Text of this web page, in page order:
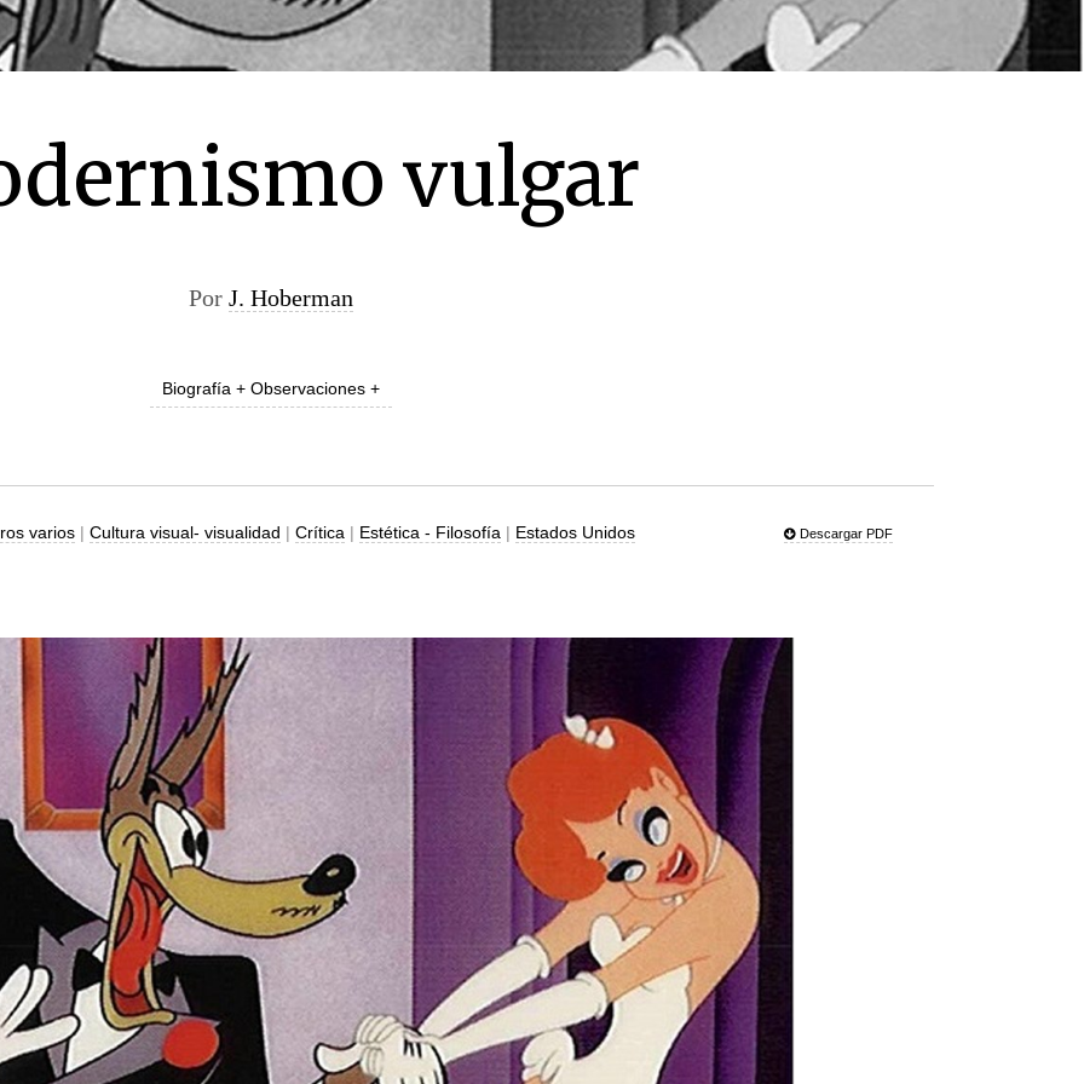
vulgar
Por J. Hoberman
Biografía + Observaciones +
varios| Cultura visual- visualidad | Crítica | Estética - Filosofía | Estados Unidos Descargar PDF